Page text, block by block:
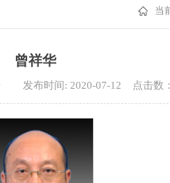
当
曾祥华
乐 发布时间: 2020-07-12 点击数：